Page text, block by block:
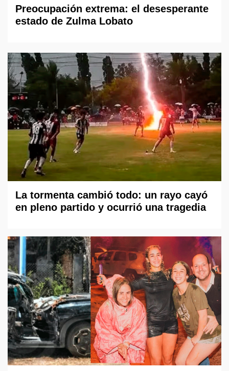
Preocupación extrema: el desesperante
estado de Zulma Lobato
La tormenta cambió todo: un rayo cayó
en pleno partido y ocurrió una tragedia